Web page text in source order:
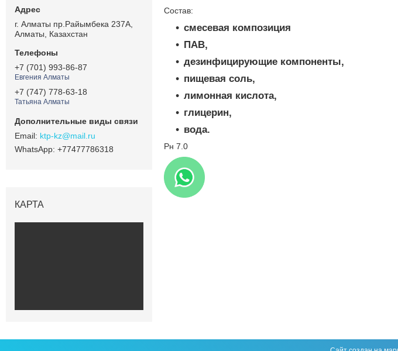
Состав:
смесевая композиция
ПАВ,
дезинфицирующие компоненты,
пищевая соль,
лимонная кислота,
глицерин,
вода.
Рн 7.0
г. Алматы пр.Райымбека 237А,
Алматы, Казахстан
+7 (701) 993-86-87
Евгения Алматы
+7 (747) 778-63-18
Татьяна Алматы
ktp-kz@mail.ru
+77477786318
КАРТА